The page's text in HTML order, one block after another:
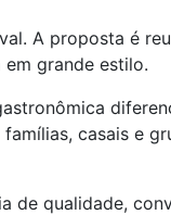
A proposta é
grande estilo.
casais e
de qualidade,